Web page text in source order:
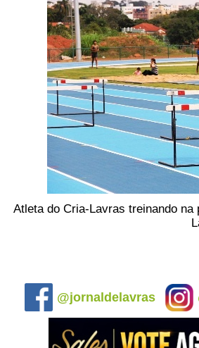
Atleta do Cria-Lavras treinando
@jornaldelavras